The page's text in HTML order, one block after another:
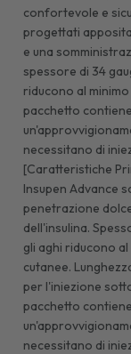
confortevole e
progettati
e una
spessore di 34
riducono al
pacchetto
necessitano di
[Caratteristiche
Insupen Advance
penetrazione
dell'insulina.
gli aghi riducono
cutanee.
per l'iniezione
pacchetto
necessitano di